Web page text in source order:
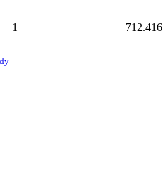
1 712.416